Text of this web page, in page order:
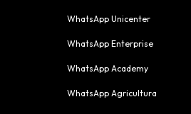
WhatsApp Unicenter
WhatsApp Enterprise
WhatsApp Academy
WhatsApp Agricultura